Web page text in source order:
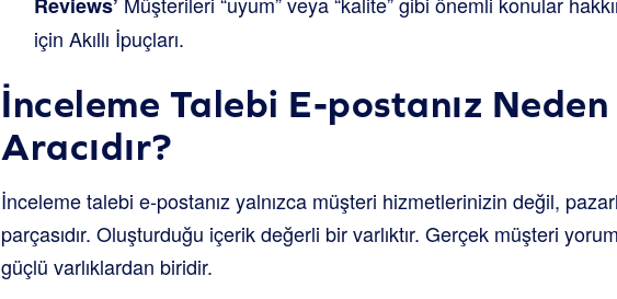
için Akıllı İpuçları.
İnceleme Talebi E-postanız
Aracıdır?
İnceleme talebi e-postanız yalnızca müşteri hizmetlerinizin değil,
parçasıdır. Oluşturduğu içerik değerli bir varlıktır. Gerçek müşteri
güçlü varlıklardan biridir.